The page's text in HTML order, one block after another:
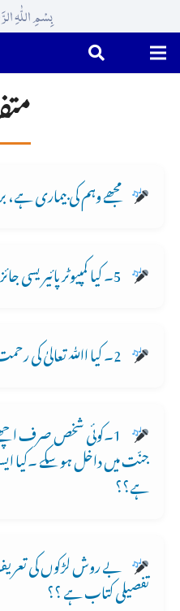
بِسْمِ اللّٰہِ
مجھے وہم کی بیماری ہے،
5۔ کیا کمپیوٹر پائیریسی جائز ہے ؟؟
2۔ کیا اﷲ تعالیٰ کی رحمت قدیم ہے ؟؟
1۔کوئی شخص صرف اچھے
جنّت میں داخل ہو سکے ۔کیا
ہے؟؟
بے روش لڑکوں کی
تفصیلی کتاب ہے ؟؟